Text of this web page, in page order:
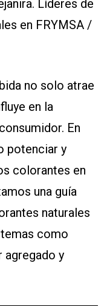
Líderes de
en FRYMSA /
no solo atrae
en la
En
potenciar y
colorantes en
una guía
naturales
como
agregado y